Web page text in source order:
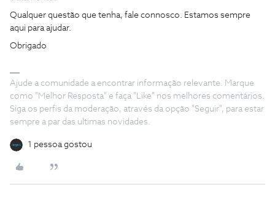
Qualquer questão que tenha, fale connosco. Estamos sempre
aqui para ajudar.
Obrigado
Ajude a comunidade a encontrar informação relevante. Marque
como "Melhor Resposta" e faça "Like" nos melhores comentários.
Siga os perfis da moderação, através da opção "Seguir", para estar
sempre a par das ultimas novidades.
1 pessoa gostou